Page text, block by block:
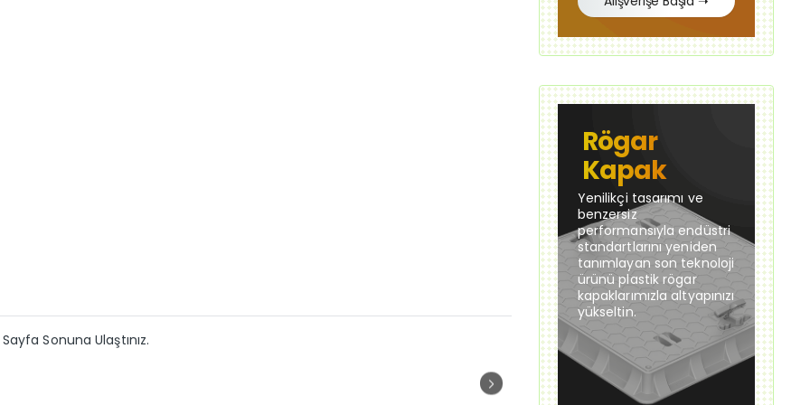
Sayfa Sonuna Ulaştınız.
Rögar
Kapak
Yenilikçi tasarımı ve
benzersiz
performansıyla endüstri
standartlarını yeniden
tanımlayan son teknoloji
ürünü plastik rögar
kapaklarımızla altyapınızı
yükseltin.